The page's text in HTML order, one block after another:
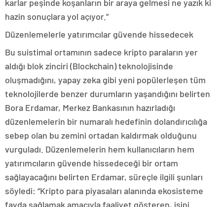
karlar peşinde koşanların bir araya gelmesi ne yazık ki
hazin sonuçlara yol açıyor.”
Düzenlemelerle yatırımcılar güvende hissedecek
Bu suistimal ortamının sadece kripto paraların yer
aldığı blok zinciri (Blockchain) teknolojisinde
oluşmadığını, yapay zeka gibi yeni popülerleşen tüm
teknolojilerde benzer durumların yaşandığını belirten
Bora Erdamar, Merkez Bankasının hazırladığı
düzenlemelerin bir numaralı hedefinin dolandırıcılığa
sebep olan bu zemini ortadan kaldırmak olduğunu
vurguladı. Düzenlemelerin hem kullanıcıların hem
yatırımcıların güvende hissedeceği bir ortam
sağlayacağını belirten Erdamar, süreçle ilgili şunları
söyledi: “Kripto para piyasaları alanında ekosisteme
fayda sağlamak amacıyla faaliyet gösteren, işini